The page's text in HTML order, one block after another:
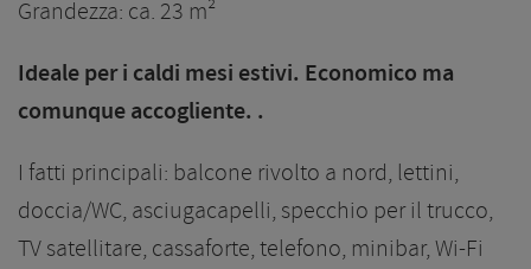
Grandezza: ca. 23 m²
Ideale per i caldi mesi estivi. Economico ma
comunque accogliente. .
I fatti principali: balcone rivolto a nord, lettini,
doccia/WC, asciugacapelli, specchio per il trucco,
TV satellitare, cassaforte, telefono, minibar, Wi-Fi